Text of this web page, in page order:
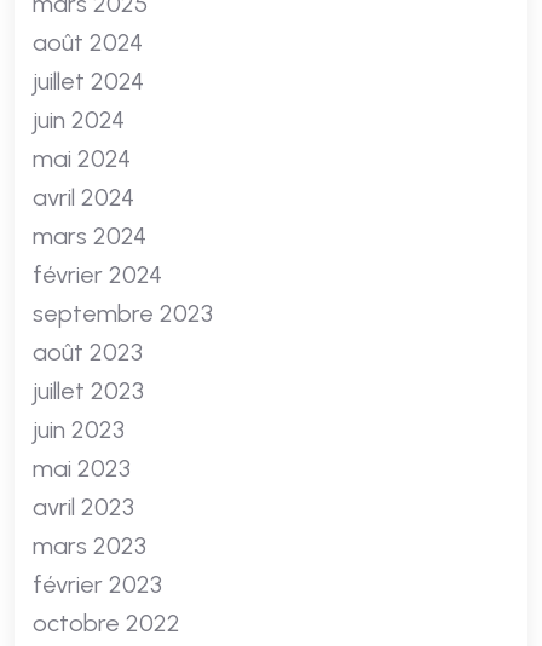
août 2024
juillet 2024
juin 2024
mai 2024
avril 2024
mars 2024
février 2024
septembre 2023
août 2023
juillet 2023
juin 2023
mai 2023
avril 2023
mars 2023
février 2023
octobre 2022